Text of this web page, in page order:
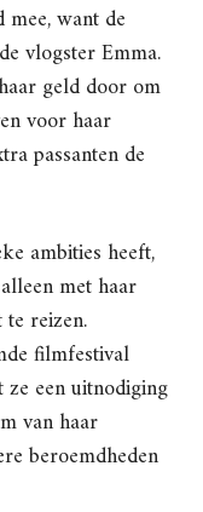
want de
vlogster Emma.
geld door om
voor haar
passanten de
ambities heeft,
met haar
reizen.
filmfestival
ze een uitnodiging
van haar
beroemdheden